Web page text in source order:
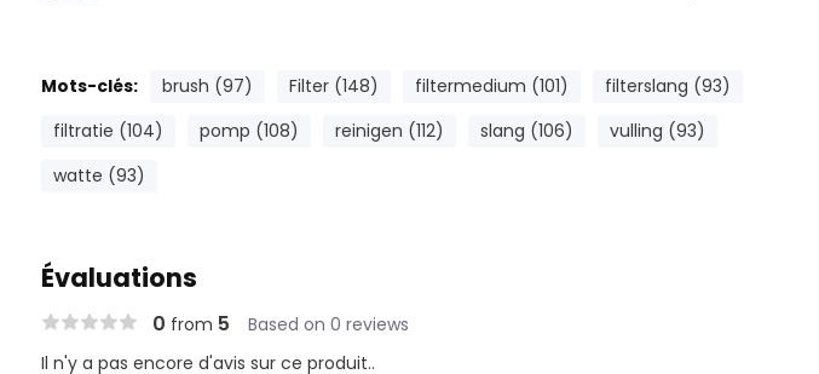
Mots-clés: brush (97) Filter (148) filtermedium (101)
filterslang (93)
filtratie (104)
pomp (108) reinigen (112) slang (106)
vulling (93)
watte (93)
Évaluations
0 from 5 Based on 0 reviews
Il n'y a pas encore d'avis sur ce produit..